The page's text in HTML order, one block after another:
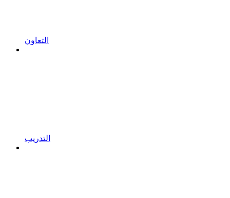
التعاون
التدريب